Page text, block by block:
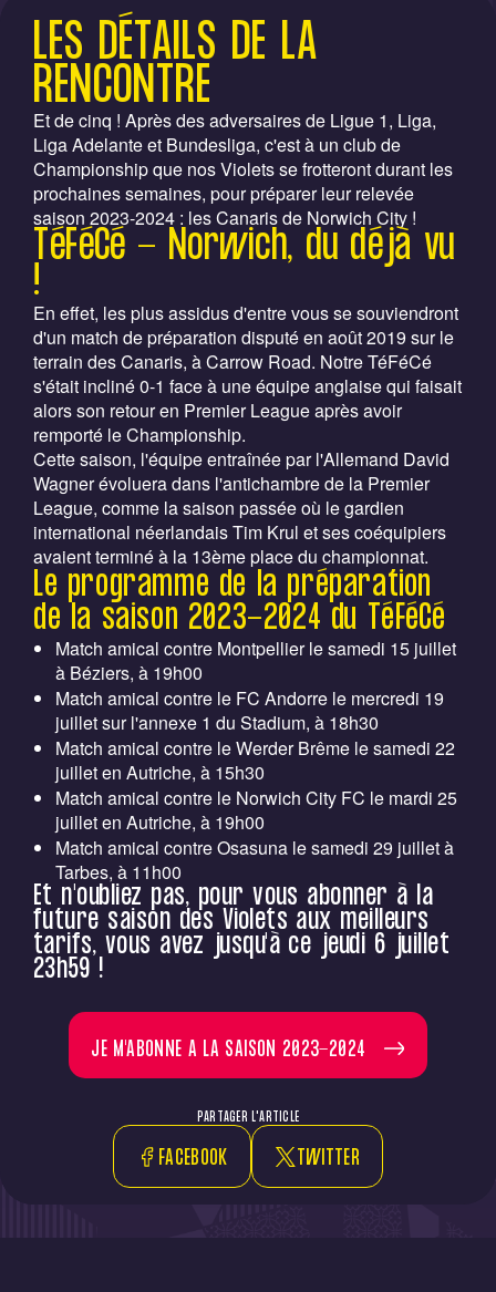
Après les annonces hier des oppositions
face au FC Andorre et au Werder Brême,
on connaît un cinquième adversaire de la
préparation estivale de nos Violets : les
Anglais du Norwich City FC. Détails ci-
dessous.
LES DÉTAILS DE LA
RENCONTRE
Et de cinq ! Après des adversaires de Ligue 1, Liga,
Liga Adelante et Bundesliga, c'est à un club de
Championship que nos Violets se frotteront durant les
prochaines semaines, pour préparer leur relevée
saison 2023-2024 : les Canaris de Norwich City !
TéFéCé - Norwich, du déjà vu
!
En effet, les plus assidus d'entre vous se souviendront
d'un match de préparation disputé en août 2019 sur le
terrain des Canaris, à Carrow Road. Notre TéFéCé
s'était incliné 0-1 face à une équipe anglaise qui faisait
alors son retour en Premier League après avoir
remporté le Championship.
Cette saison, l'équipe entraînée par l'Allemand David
Wagner évoluera dans l'antichambre de la Premier
League, comme la saison passée où le gardien
international néerlandais Tim Krul et ses coéquipiers
avaient terminé à la 13ème place du championnat.
Le programme de la préparation
de la saison 2023-2024 du TéFéCé
Match amical contre Montpellier le samedi 15 juillet
à Béziers, à 19h00
Match amical contre le FC Andorre le mercredi 19
juillet sur l'annexe 1 du Stadium, à 18h30
Match amical contre le Werder Brême le samedi 22
juillet en Autriche, à 15h30
Match amical contre le Norwich City FC le mardi 25
juillet en Autriche, à 19h00
Match amical contre Osasuna le samedi 29 juillet à
Tarbes, à 11h00
Et n'oubliez pas, pour vous abonner à la
future saison des Violets aux meilleurs
tarifs, vous avez jusqu'à ce jeudi 6 juillet
23h59 !
JE M'ABONNE A LA SAISON 2023-2024
PARTAGER L'ARTICLE
FACEBOOK TWITTER